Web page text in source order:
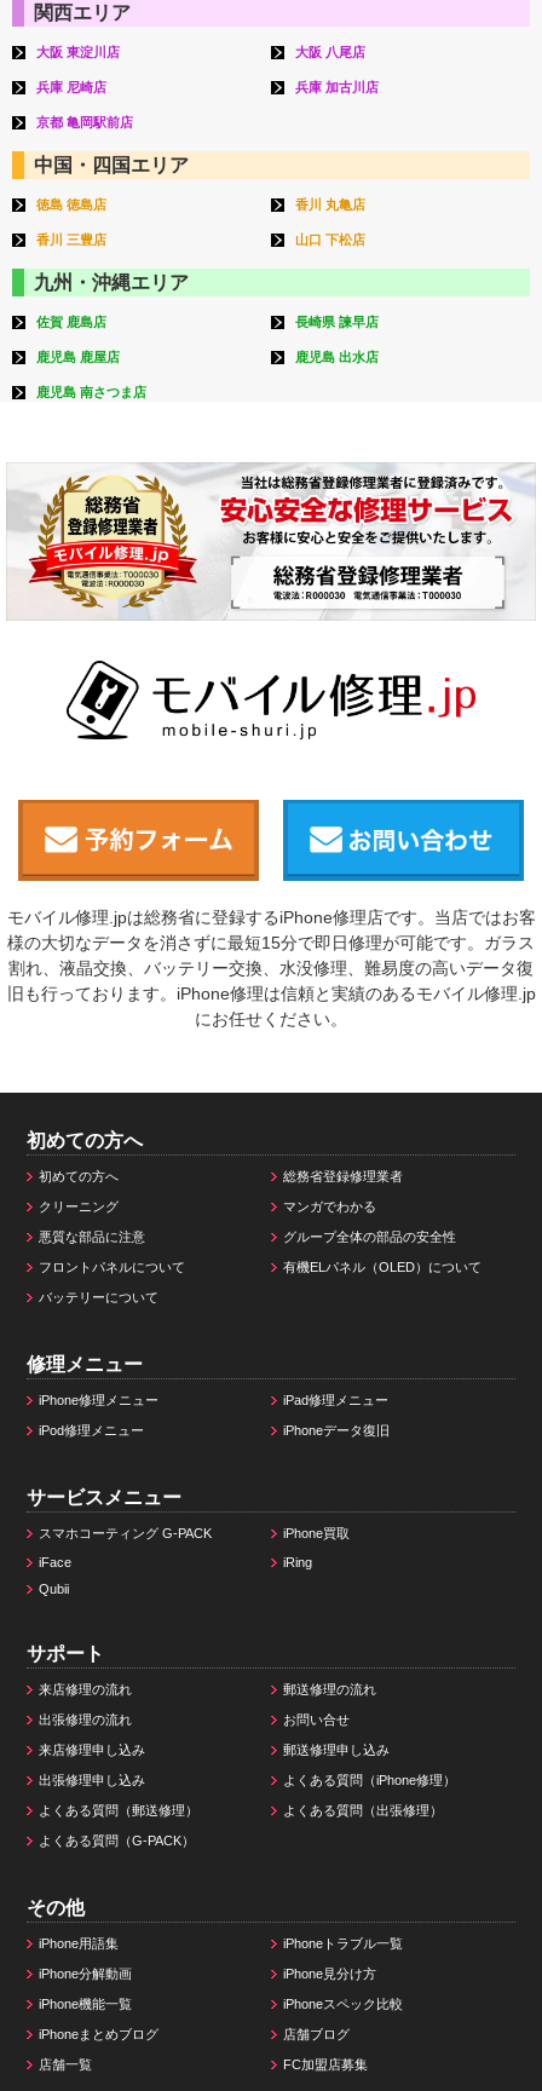
関西エリア
大阪 東淀川店 大阪 八尾店
兵庫 尼崎店 兵庫 加古川店
京都 亀岡駅前店
中国・四国エリア
徳島 徳島店 香川 丸亀店
香川 三豊店 山口 下松店
九州・沖縄エリア
佐賀 鹿島店 長崎県 諫早店
鹿児島 鹿屋店 鹿児島 出水店
鹿児島 南さつま店
モバイル修理.jpは総務省に登録するiPhone修理店です。当店ではお客
様の大切なデータを消さずに最短15分で即日修理が可能です。ガラス
割れ、液晶交換、バッテリー交換、水没修理、難易度の高いデータ復
旧も行っております。iPhone修理は信頼と実績のあるモバイル修理.jp
にお任せください。
初めての方へ
初めての方へ 総務省登録修理業者
クリーニング マンガでわかる
悪質な部品に注意 グループ全体の部品の安全性
フロントパネルについて 有機ELパネル（OLED）について
バッテリーについて
修理メニュー
iPhone修理メニュー iPad修理メニュー
iPod修理メニュー iPhoneデータ復旧
サービスメニュー
スマホコーティング G-PACK
iPhone買取
iFace
iRing
Qubii
サポート
来店修理の流れ 郵送修理の流れ
出張修理の流れ お問い合せ
来店修理申し込み 郵送修理申し込み
出張修理申し込み よくある質問（iPhone修理）
よくある質問（郵送修理） よくある質問（出張修理）
よくある質問（G-PACK）
その他
iPhone用語集 iPhoneトラブル一覧
iPhone分解動画 iPhone見分け方
iPhone機能一覧 iPhoneスペック比較
iPhoneまとめブログ 店舗ブログ
店舗一覧 FC加盟店募集